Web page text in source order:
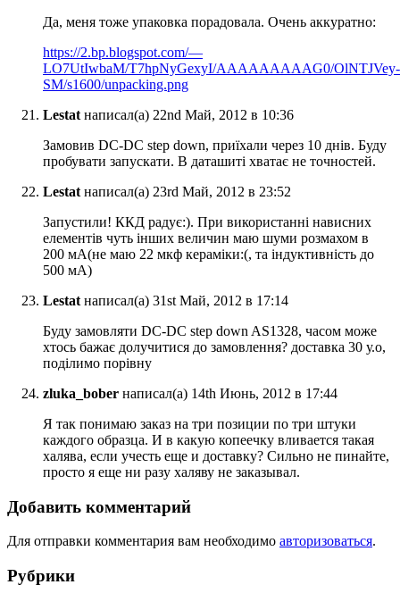
Да, меня тоже упаковка порадовала. Очень аккуратно:
https://2.bp.blogspot.com/—
LO7UtIwbaM/T7hpNyGexyI/AAAAAAAAAG0/OlNTJVey-
SM/s1600/unpacking.png
Lestat написал(а) 22nd Май, 2012 в 10:36
Замовив DC-DC step down, приїхали через 10 днів. Буду
пробувати запускати. В даташиті хватає не точностей.
Lestat написал(а) 23rd Май, 2012 в 23:52
Запустили! ККД радує:). При використанні нависних
елементів чуть інших величин маю шуми розмахом в
200 мА(не маю 22 мкф кераміки:(, та індуктивність до
500 мА)
Lestat написал(а) 31st Май, 2012 в 17:14
Буду замовляти DC-DC step down AS1328, часом може
хтось бажає долучитися до замовлення? доставка 30 у.о,
поділимо порівну
zluka_bober написал(а) 14th Июнь, 2012 в 17:44
Я так понимаю заказ на три позиции по три штуки
каждого образца. И в какую копеечку вливается такая
халява, если учесть еще и доставку? Сильно не пинайте,
просто я еще ни разу халяву не заказывал.
Добавить комментарий
Для отправки комментария вам необходимо авторизоваться.
Рубрики